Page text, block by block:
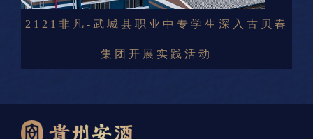
2121非凡-武城县职业中专学生深入古贝春
集团开展实践活动